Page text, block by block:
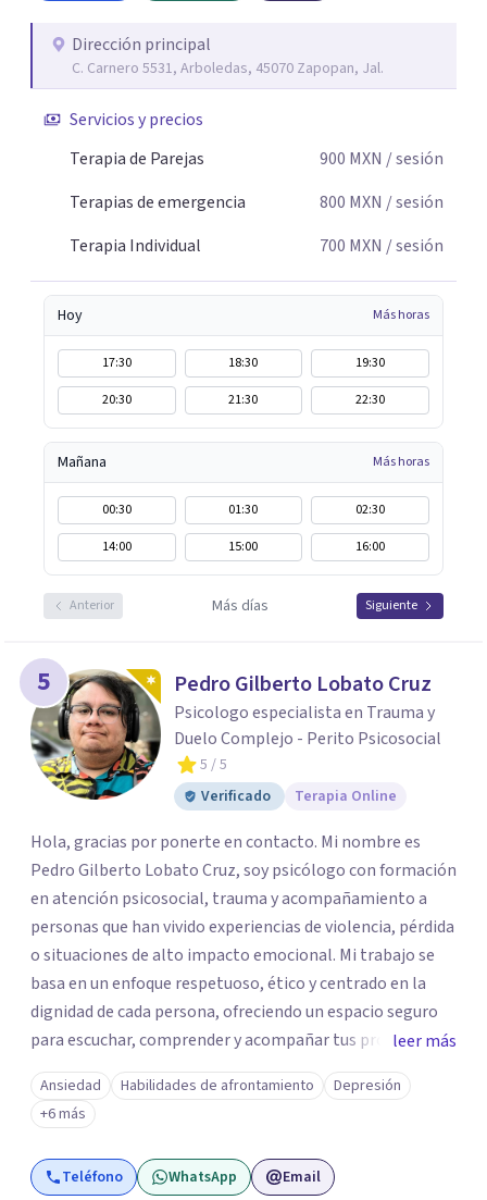
consciente, saludable y respetuosa. Acompaña procesos
relacionados con identidad sexual, educación sexual,
sanación de la historia sexual personal. Su enfoque
integra cuerpo, emociones y conciencia, promoviendo
con el bienestar emocional. ✨ “Acompaño el alma a
sanar, recordando el equilibrio entre mente, cuerpo,
consciente.” 💫
Dirección principal
C. Carnero 5531, Arboledas, 45070 Zapopan, Jal.
Servicios y precios
Terapia de Parejas
900 MXN / sesión
Terapias de emergencia
800 MXN / sesión
Terapia Individual
700 MXN / sesión
Hoy Más horas
17:30 18:30
19:30
20:30
21:30 22:30
Mañana Más horas
00:30 01:30
02:30
14:00
15:00 16:00
Anterior Más días Siguiente
5 Pedro Gilberto Lobato Cruz
Psicologo especialista en Trauma y
Duelo Complejo - Perito Psicosocial
5 / 5
Verificado
Terapia Online
Hola, gracias por ponerte en contacto. Mi nombre es
Pedro Gilberto Lobato Cruz, soy psicólogo con formación
en atención psicosocial, trauma y acompañamiento a
personas que han vivido experiencias de violencia, pérdida
o situaciones de alto impacto emocional. Mi trabajo se
basa en un enfoque respetuoso, ético y centrado en la
dignidad de cada persona, ofreciendo un espacio seguro
para escuchar, comprender y acompañar tus procesos
emocionales a tu propio ritmo. Creo firmemente en la
importancia de construir juntos herramientas que
fortalezcan el bienestar, la autonomía y el sentido de
vida. Será un gusto acompañarte en este proceso. Quedo
atento para resolver cualquier duda y acordar una cita. Un
leer más
Ansiedad Habilidades de afrontamiento
Depresión
+6 más
Teléfono WhatsApp Email